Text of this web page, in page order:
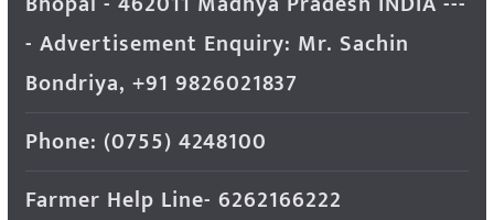
- Advertisement Enquiry: Mr. Sachin
Bondriya, +91 9826021837
Phone: (0755) 4248100
Farmer Help Line- 6262166222